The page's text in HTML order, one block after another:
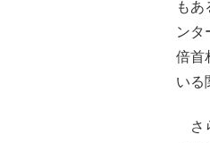
も
ンタ
倍首
いる
さ